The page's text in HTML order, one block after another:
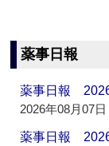
薬事日報
薬事日報
2026年08月07日
薬事日報